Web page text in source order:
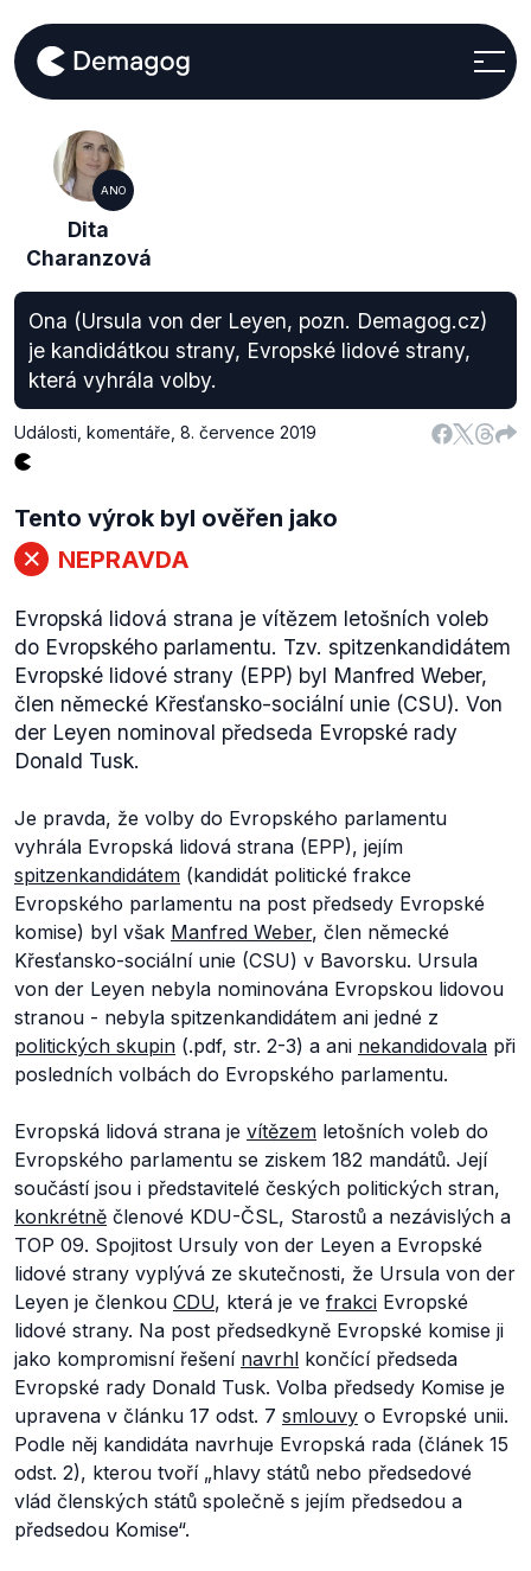
ANO
Dita
Charanzová
Ona (Ursula von der Leyen, pozn. Demagog.cz)
je kandidátkou strany, Evropské lidové strany,
která vyhrála volby.
Události, komentáře 8. července 2019
Tento výrok byl ověřen jako
NEPRAVDA
Evropská lidová strana je vítězem letošních voleb
do Evropského parlamentu. Tzv. spitzenkandidátem
Evropské lidové strany (EPP) byl Manfred Weber,
člen německé Křesťansko-sociální unie (CSU). Von
der Leyen nominoval předseda Evropské rady
Donald Tusk.
Je pravda, že volby do Evropského parlamentu
vyhrála Evropská lidová strana (EPP), jejím
spitzenkandidátem (kandidát politické frakce
Evropského parlamentu na post předsedy Evropské
komise) byl však Manfred Weber, člen německé
Křesťansko-sociální unie (CSU) v Bavorsku. Ursula
von der Leyen nebyla nominována Evropskou lidovou
stranou - nebyla spitzenkandidátem ani jedné z
politických skupin (.pdf, str. 2-3) a ani nekandidovala při
posledních volbách do Evropského parlamentu.
Evropská lidová strana je vítězem letošních voleb do
Evropského parlamentu se ziskem 182 mandátů. Její
součástí jsou i představitelé českých politických stran,
konkrétně členové KDU-ČSL, Starostů a nezávislých a
TOP 09. Spojitost Ursuly von der Leyen a Evropské
lidové strany vyplývá ze skutečnosti, že Ursula von der
Leyen je členkou CDU, která je ve frakci Evropské
lidové strany. Na post předsedkyně Evropské komise ji
jako kompromisní řešení navrhl končící předseda
Evropské rady Donald Tusk. Volba předsedy Komise je
upravena v článku 17 odst. 7 smlouvy o Evropské unii.
Podle něj kandidáta navrhuje Evropská rada (článek 15
odst. 2), kterou tvoří „hlavy států nebo předsedové
vlád členských států společně s jejím předsedou a
předsedou Komise“.